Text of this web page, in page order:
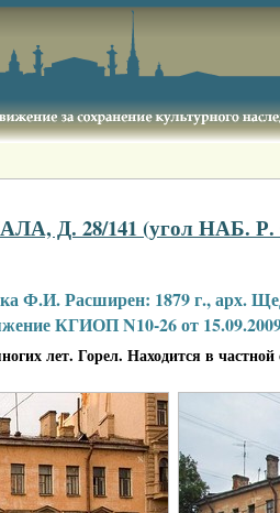
Д. 28/141 (угол НАБ.
Ф.И. Расширен: 1879 г., арх.
КГИОП N10-26 от
лет. Горел. Находится в частной